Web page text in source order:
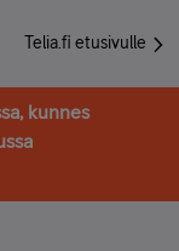
Telia.fi etusivulle
kunnes